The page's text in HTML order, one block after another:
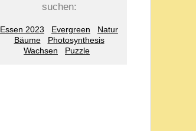
suchen:
Essen 2023 Evergreen
Natur
Bäume
Photosynthesis
Wachsen
Puzzle